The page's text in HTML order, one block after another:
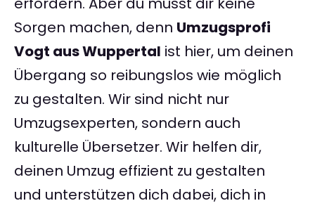
Sorgen machen, denn Umzugsprofi
Vogt aus Wuppertal ist hier, um deinen
Übergang so reibungslos wie möglich
zu gestalten. Wir sind nicht nur
Umzugsexperten, sondern auch
kulturelle Übersetzer. Wir helfen dir,
deinen Umzug effizient zu gestalten
und unterstützen dich dabei, dich in